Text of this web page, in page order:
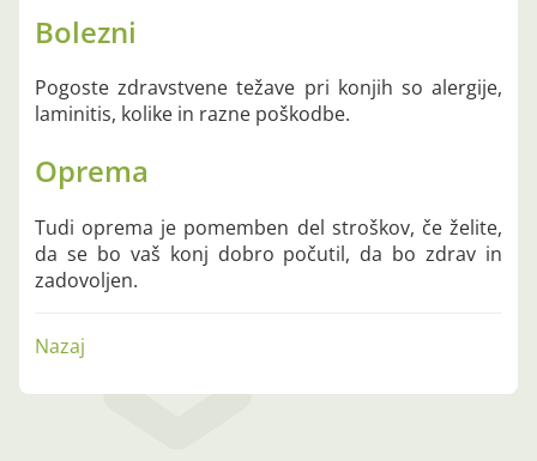
Bolezni
Pogoste zdravstvene težave pri konjih so alergije,
laminitis, kolike in razne poškodbe.
Oprema
Tudi oprema je pomemben del stroškov, če želite,
da se bo vaš konj dobro počutil, da bo zdrav in
zadovoljen.
Nazaj